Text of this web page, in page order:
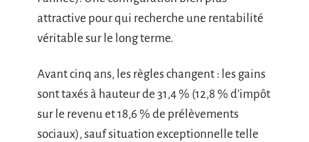
attractive pour qui recherche une rentabilité
véritable sur le long terme.
Avant cinq ans, les règles changent : les gains
sont taxés à hauteur de 31,4 % (12,8 % d’impôt
sur le revenu et 18,6 % de prélèvements
sociaux), sauf situation exceptionnelle telle